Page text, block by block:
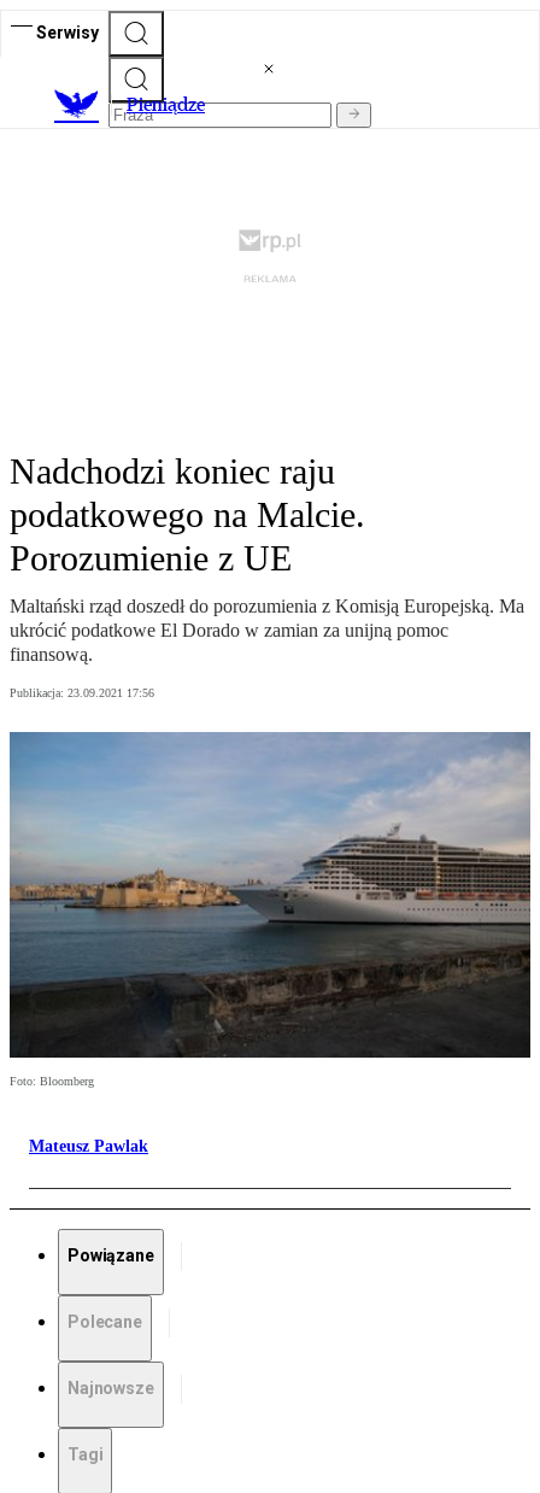
Serwisy
Pieniądze
Nadchodzi koniec raju
podatkowego na Malcie.
Porozumienie z UE
Maltański rząd doszedł do porozumienia z Komisją Europejską. Ma
ukrócić podatkowe El Dorado w zamian za unijną pomoc
finansową.
Publikacja: 23.09.2021 17:56
Foto: Bloomberg
Mateusz Pawlak
Powiązane
Polecane
Najnowsze
Tagi